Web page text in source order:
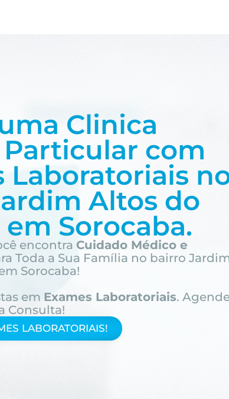
Clinica
com
Laboratoriais
Altos do
Sorocaba.
encontra Cuidado Médico e
Toda a Sua Família no bairro
Sorocaba!
em Exames Laboratoriais.
Consulta!
LABORATORIAIS!